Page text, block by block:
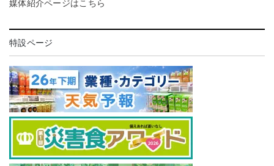
媒体紹介ページはこちら
特設ページ